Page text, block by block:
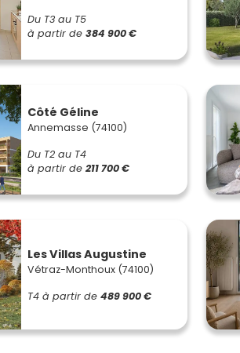
Du T3 au T5
à partir de 384 900 €
Côté Géline
Annemasse (74100)
Du T2 au T4
à partir de 211 700 €
Les Villas Augustine
Vétraz-Monthoux (74100)
T4 à partir de 489 900 €